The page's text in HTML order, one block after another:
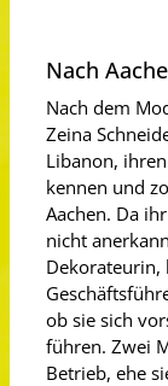
Nach
Nach dem
Zeina
Libanon,
kennen und
Aachen. Da
nicht
Dekorateurin,
ob sie sich
führen. Zwei
Betrieb, ehe